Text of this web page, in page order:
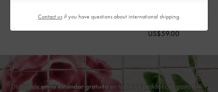
Dark
Brown Textured
US$59.00
Disfruta deenvío estándar gratuito en todos tus pedidos con gasto mín. y
Contact usif you have questions about international shipping.